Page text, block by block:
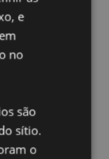
está
em todo o
Puckator?
e
no
são
sítio.
o